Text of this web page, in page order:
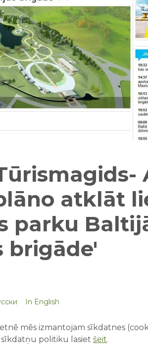
atklāt
parku
brigāde'
pazīstamus animācijas filmu varoņus
novadā šobrīd top lielākais
Parks piedāvāšot plašu izklaides
In English
mēs izmantojam sīkdatnes
politiku lasiet šeit.